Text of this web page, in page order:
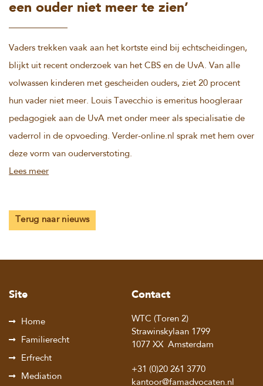
een ouder niet meer te zien’
Vaders trekken vaak aan het kortste eind bij echtscheidingen,
blijkt uit recent onderzoek van het CBS en de UvA. Van alle
volwassen kinderen met gescheiden ouders, ziet 20 procent
hun vader niet meer. Louis Tavecchio is emeritus hoogleraar
pedagogiek aan de UvA met onder meer als specialisatie de
vaderrol in de opvoeding. Verder-online.nl sprak met hem over
deze vorm van ouderverstoting.
Lees meer
Terug naar nieuws
Site
Home
Familierecht
Erfrecht
Mediation
Contact
WTC (Toren 2)
Strawinskylaan 1799
1077 XX Amsterdam
+31 (0)20 261 3770
kantoor@famadvocaten.nl